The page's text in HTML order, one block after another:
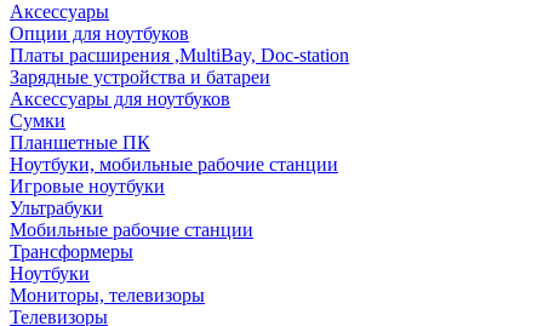
Аксессуары
Опции для ноутбуков
Платы расширения ,MultiBay, Doc-station
Зарядные устройства и батареи
Аксессуары для ноутбуков
Сумки
Планшетные ПК
Ноутбуки, мобильные рабочие станции
Игровые ноутбуки
Ультрабуки
Мобильные рабочие станции
Трансформеры
Ноутбуки
Мониторы, телевизоры
Телевизоры